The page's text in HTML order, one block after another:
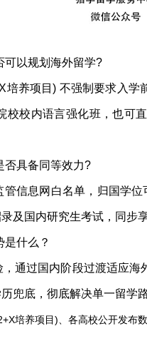
可以规划海外留学?
养项目) 不强制要求入
校内语言强化班，也可
否具备同等效力?
信息网白名单，归国学
及国内研究生考试，同步
什么？
通过国内阶段过渡适应
兜底，彻底解决单一留学
培养项目)、各高校公开发布